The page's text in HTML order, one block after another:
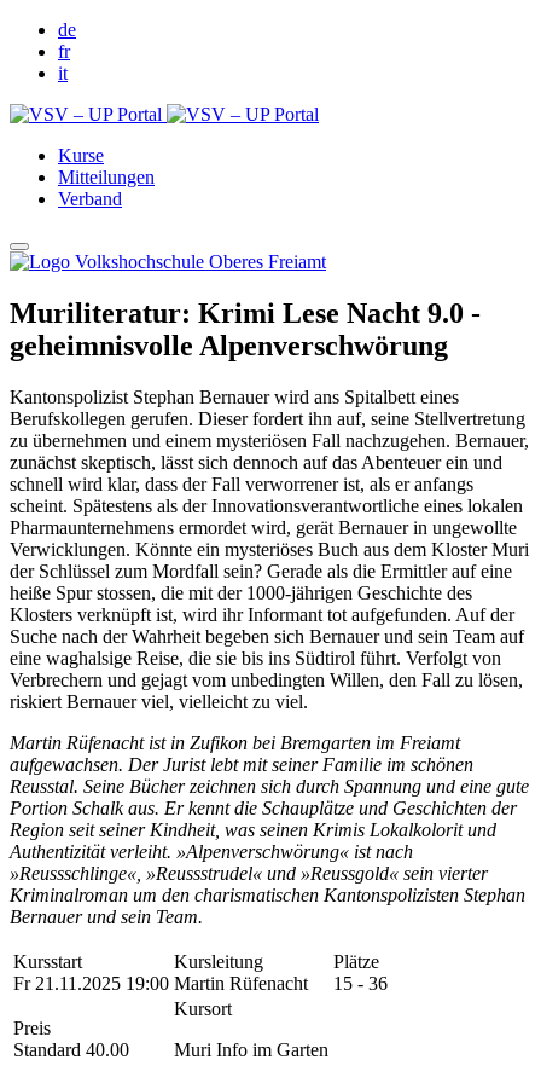
de
fr
it
Kurse
Mitteilungen
Verband
Muriliteratur: Krimi Lese Nacht 9.0 -
geheimnisvolle Alpenverschwörung
Kantonspolizist Stephan Bernauer wird ans Spitalbett eines
Berufskollegen gerufen. Dieser fordert ihn auf, seine Stellvertretung
zu übernehmen und einem mysteriösen Fall nachzugehen. Bernauer,
zunächst skeptisch, lässt sich dennoch auf das Abenteuer ein und
schnell wird klar, dass der Fall verworrener ist, als er anfangs
scheint. Spätestens als der Innovationsverantwortliche eines lokalen
Pharmaunternehmens ermordet wird, gerät Bernauer in ungewollte
Verwicklungen. Könnte ein mysteriöses Buch aus dem Kloster Muri
der Schlüssel zum Mordfall sein? Gerade als die Ermittler auf eine
heiße Spur stossen, die mit der 1000-jährigen Geschichte des
Klosters verknüpft ist, wird ihr Informant tot aufgefunden. Auf der
Suche nach der Wahrheit begeben sich Bernauer und sein Team auf
eine waghalsige Reise, die sie bis ins Südtirol führt. Verfolgt von
Verbrechern und gejagt vom unbedingten Willen, den Fall zu lösen,
riskiert Bernauer viel, vielleicht zu viel.
Martin Rüfenacht ist in Zufikon bei Bremgarten im Freiamt
aufgewachsen. Der Jurist lebt mit seiner Familie im schönen
Reusstal. Seine Bücher zeichnen sich durch Spannung und eine gute
Portion Schalk aus. Er kennt die Schauplätze und Geschichten der
Region seit seiner Kindheit, was seinen Krimis Lokalkolorit und
Authentizität verleiht. »Alpenverschwörung« ist nach
»Reussschlinge«, »Reussstrudel« und »Reussgold« sein vierter
Kriminalroman um den charismatischen Kantonspolizisten Stephan
Bernauer und sein Team.
Kursstart
Fr 21.11.2025 19:00
Kursleitung
Martin Rüfenacht
Plätze
15 - 36
Preis
Standard 40.00
Kursort
Muri Info im Garten